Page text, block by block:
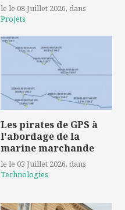
le le 08 Juillet 2026, dans
Projets
Les pirates de GPS à
l'abordage de la
marine marchande
le le 03 Juillet 2026, dans
Technologies